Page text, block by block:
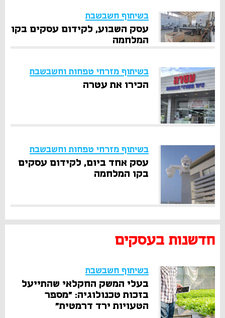
בשיתוף חשבשבת
עסק השבוע, לקידום עסקים בקו
המלחמה
בשיתוף מזרחי טפחות וחשבשבת
הכירו את עטרה
בשיתוף מזרחי טפחות וחשבשבת
עסק אחד ביום, לקידום עסקים
בקו המלחמה
חדשנות בעסקים
בשיתוף חשבשבת
בעלי המשק החקלאי שהתייעל
בזכות טכנולוגיה: "מספר
הטעויות ירד דרמטית"